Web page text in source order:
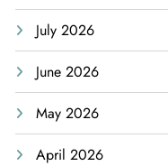
July 2026
June 2026
May 2026
April 2026